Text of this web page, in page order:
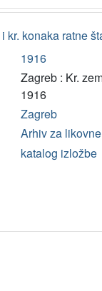
kr. konaka ratne
1916
Zagreb : Kr.
1916
Zagreb
Arhiv za
katalog izložbe